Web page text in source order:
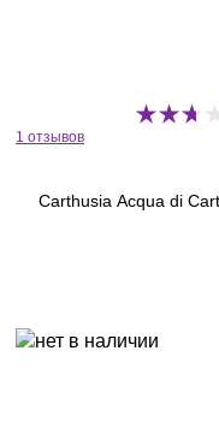
1 отзывов
Carthusia Acqua di